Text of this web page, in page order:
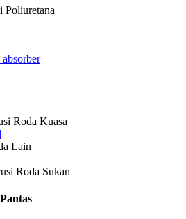
Poliuretana
Roda Kuasa
Lain
Roda Sukan